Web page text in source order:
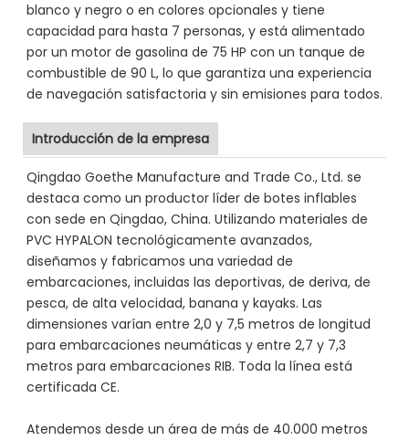
blanco y negro o en colores opcionales y tiene
capacidad para hasta 7 personas, y está alimentado
por un motor de gasolina de 75 HP con un tanque de
combustible de 90 L, lo que garantiza una experiencia
de navegación satisfactoria y sin emisiones para todos.
Introducción de la empresa
Qingdao Goethe Manufacture and Trade Co., Ltd. se
destaca como un productor líder de botes inflables
con sede en Qingdao, China. Utilizando materiales de
PVC HYPALON tecnológicamente avanzados,
diseñamos y fabricamos una variedad de
embarcaciones, incluidas las deportivas, de deriva, de
pesca, de alta velocidad, banana y kayaks. Las
dimensiones varían entre 2,0 y 7,5 metros de longitud
para embarcaciones neumáticas y entre 2,7 y 7,3
metros para embarcaciones RIB. Toda la línea está
certificada CE.
Atendemos desde un área de más de 40.000 metros